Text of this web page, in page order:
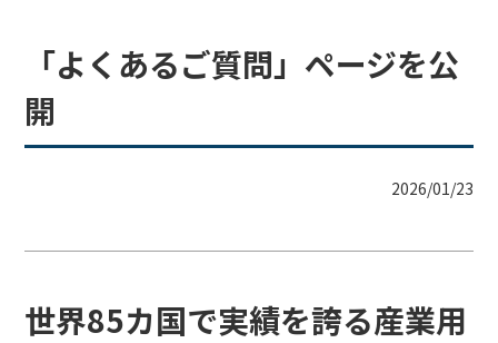
「よくあるご質問」ページを公
開
2026/01/23
世界85カ国で実績を誇る産業用